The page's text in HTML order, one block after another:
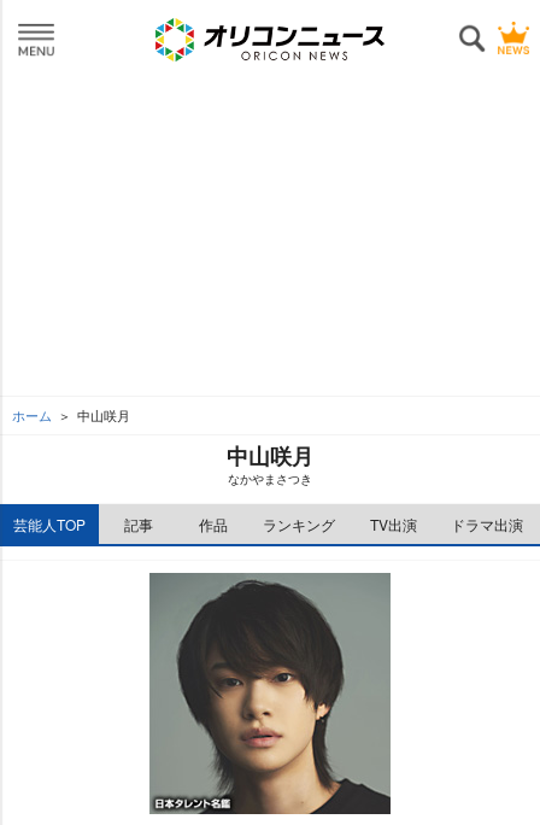
ホーム 中山咲月
中山咲月
なかやまさつき
芸能人TOP 記事 作品 ランキング TV出演 ドラマ出演